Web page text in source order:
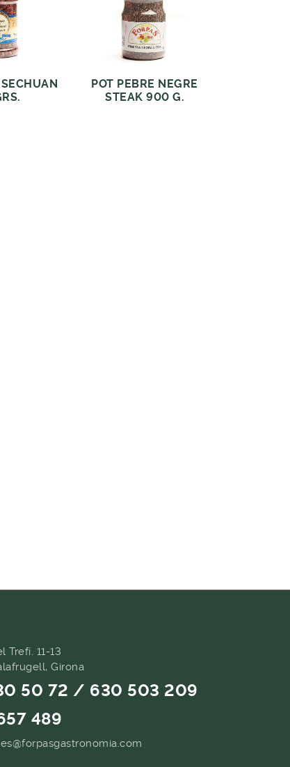
POT PEBRE NEGRE
STEAK 900 G.
Trefí. 11-13
Girona
50 72 / 630 503 209
489